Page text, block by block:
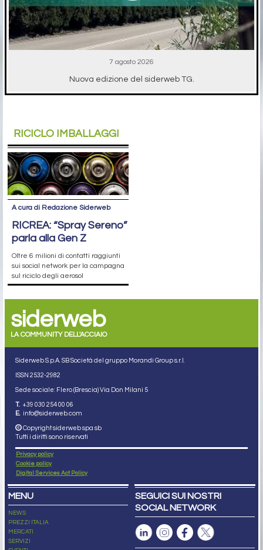
7 agosto 2026
Nuova edizione del siderweb TG.
RICICLO IMBALLAGGI
A cura di Redazione Siderweb
RICREA: “Spray Sereno”
parla alla Gen Z
Oltre 6 milioni di contatti raggiunti
sui social network per la campagna
sul riciclo degli aerosol
siderweb
LA COMMUNITY DELL'ACCIAIO
Siderweb S.p.A. SB Società del gruppo Morandi Group s.r.l.
ISSN 2532-2982
Sede sociale: Flero (Brescia) Via Don Milani 5
T. +39 030 254 00 06
E. info@siderweb.com
Copyright siderweb spa sb
Tutti i diritti sono riservati
Privacy policy
Cookie policy
Digital Services Act Policy
MENU
NEWS
PREZZI ITALIA
MERCATI
SERVIZI
SEGUICI SUI NOSTRI
SOCIAL NETWORK